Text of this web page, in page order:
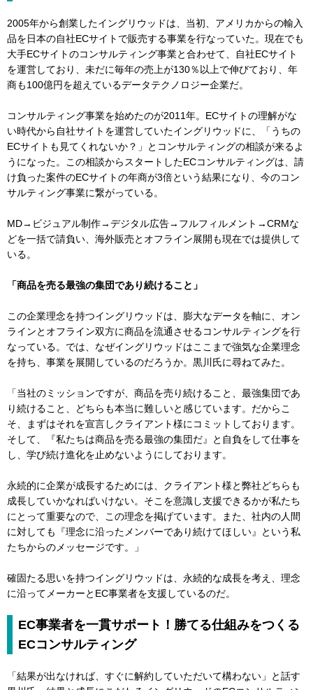
2005年から創業したイングリウッドは、当初、アメリカからの輸入
品を日本の自社ECサイトで販売する事業を行なっていた。現在でも
大手ECサイトのコンサルティング事業と合わせて、自社ECサイト
を運営しており、未だに毎年の売上が130％以上で伸びており、年
商も100億円を超えているデータテクノロジー企業だ。
コンサルティング事業を始めたのが2011年。ECサイトの理解がな
い時代から自社サイトを運営していたイングリウッドに、「うちの
ECサイトも見てくれないか？」とコンサルティングの相談が来るよ
うになった。この相談からスタートしたECコンサルティングは、請
け負った案件のECサイトの年商が3倍という結果になり、今のコン
サルティング事業に繋がっている。
MD→ビジュアル制作→デジタル広告→フルフィルメント→CRMな
どを一括で請負い、海外販売とオフライン展開も現在では提供して
いる。
「商品を売る最強の集団であり続けること」
この企業理念を持つイングリウッドは、膨大なデータを軸に、オン
ラインとオフライン双方に商品を流通させるコンサルティングを行
なっている。では、なぜイングリウッドはここまで強気な企業理念
を持ち、事業を展開しているのだろうか。黒川氏に尋ねてみた。
「当社のミッションですが、商品を売り続けること、最強集団であ
り続けること、どちらも本当に難しいと感じています。だからこ
そ、まずはそれを宣言しクライアント様にコミットしております。
そして、『私たちは商品を売る最強の集団だ』と自負をして仕事を
し、学び続け進化を止めないようにしております。
永続的に企業が成長するためには、クライアント様と弊社どちらも
成長していかなればいけない。そこを意識し支援できるかが私たち
にとって重要なので、この理念を掲げています。また、社内の人間
に対しても『理念に沿ったメンバーであり続けてほしい』という私
たちからのメッセージです。」
確固たる思いを持つイングリウッドは、永続的な成長を考え、理念
に沿ってメーカーとEC事業者を支援しているのだ。
EC事業者を一貫サポート！勝てる仕組みをつくる
ECコンサルティング
「結果が出なければ、すぐに解約していただいて構わない」と話す